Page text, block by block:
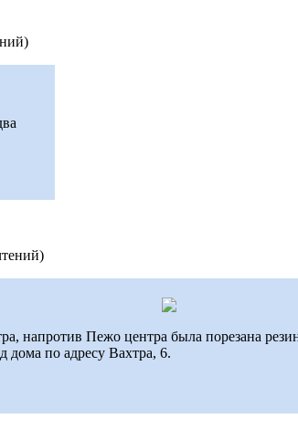
)
)
напротив Пежо центра была порезана
дома по адресу Вахтра, 6.